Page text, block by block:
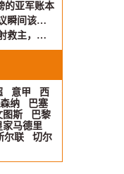
的亚军账本
阿尔特塔赛后哽咽：马杜埃凯争议瞬间该判点 向巴黎王朝致敬
欧冠决赛火药味十足！登贝莱点射救主，巴黎顽强逼平枪手
意甲
西
纳
巴塞
图斯
巴黎
家马德里
尔联
切尔